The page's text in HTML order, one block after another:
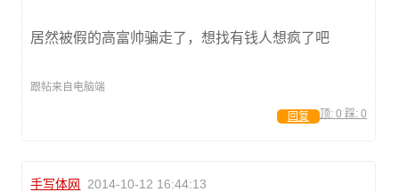
居然被假的高富帅骗走了，想找有钱人想疯了吧
跟帖来自电脑端
顶: 0 踩: 0
回复
手写体网 2014-10-12 16:44:13